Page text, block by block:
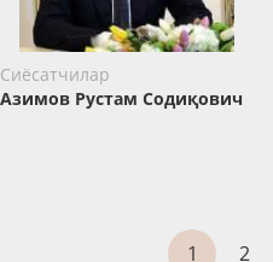
Сиёсатчилар
Азимов Рустам Содиқович
1 2